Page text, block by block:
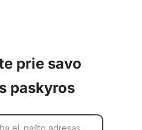
prie savo
paskyros